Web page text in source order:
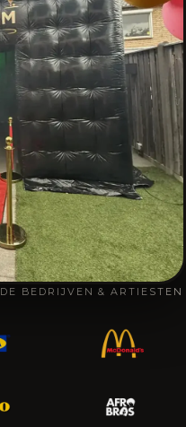
BEDRIJVEN & ARTIESTEN